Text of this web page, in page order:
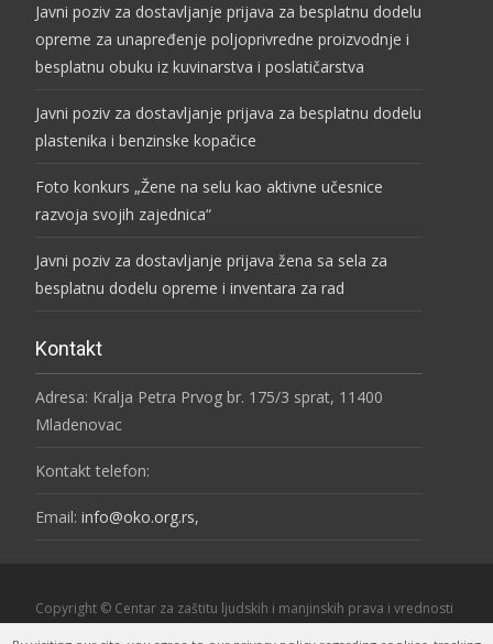
Javni poziv za dostavljanje prijava za besplatnu dodelu
opreme za unapređenje poljoprivredne proizvodnje i
besplatnu obuku iz kuvinarstva i poslatičarstva
Javni poziv za dostavljanje prijava za besplatnu dodelu
plastenika i benzinske kopačice
Foto konkurs „Žene na selu kao aktivne učesnice
razvoja svojih zajednica“
Javni poziv za dostavljanje prijava žena sa sela za
besplatnu dodelu opreme i inventara za rad
Kontakt
Adresa: Kralja Petra Prvog br. 175/3 sprat, 11400
Mladenovac
Kontakt telefon:
Email: info@oko.org.rs,
Copyright © Centar za zaštitu ljudskih i manjinskih prava i vrednosti